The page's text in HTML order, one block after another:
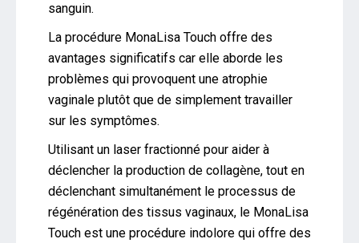
sanguin.
La procédure MonaLisa Touch offre des
avantages significatifs car elle aborde les
problèmes qui provoquent une atrophie
vaginale plutôt que de simplement travailler
sur les symptômes.
Utilisant un laser fractionné pour aider à
déclencher la production de collagène, tout en
déclenchant simultanément le processus de
régénération des tissus vaginaux, le MonaLisa
Touch est une procédure indolore qui offre des